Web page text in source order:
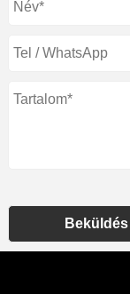
Beküldés